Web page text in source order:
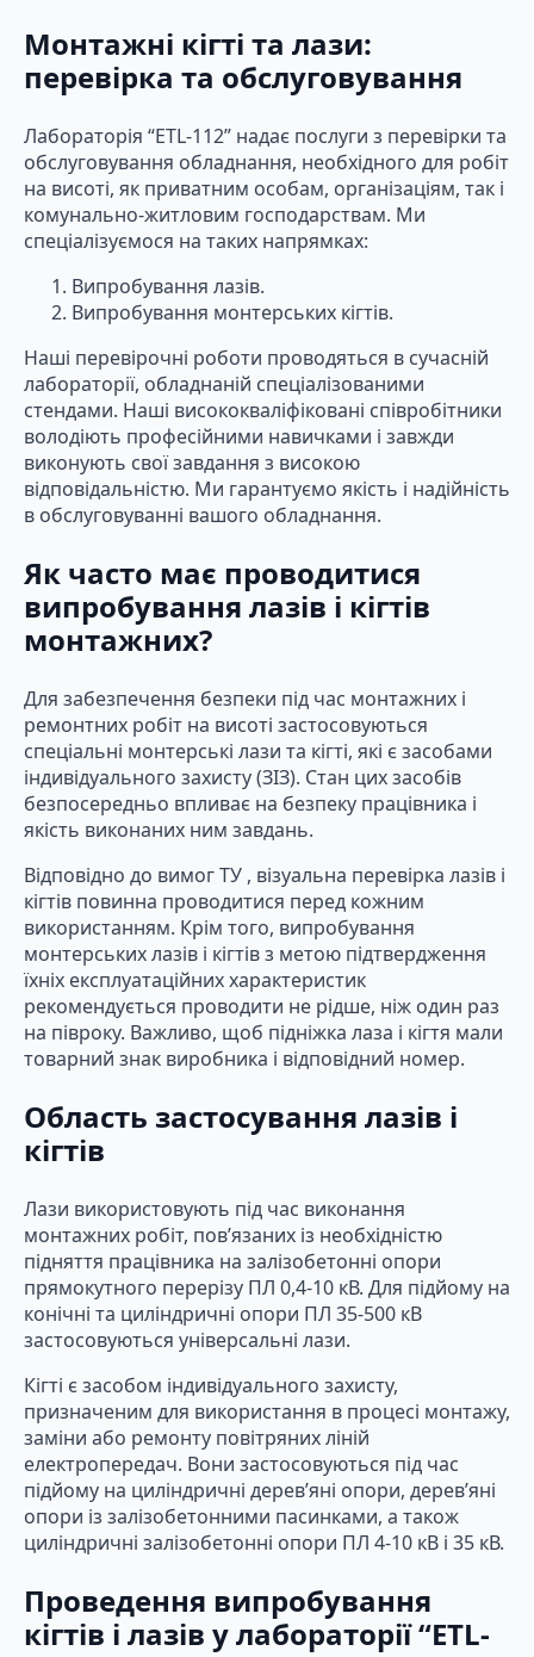
Монтажні кігті та лази:
перевірка та обслуговування
Лабораторія “ETL-112” надає послуги з перевірки та
обслуговування обладнання, необхідного для робіт
на висоті, як приватним особам, організаціям, так і
комунально-житловим господарствам. Ми
спеціалізуємося на таких напрямках:
Випробування лазів.
Випробування монтерських кігтів.
Наші перевірочні роботи проводяться в сучасній
лабораторії, обладнаній спеціалізованими
стендами. Наші висококваліфіковані співробітники
володіють професійними навичками і завжди
виконують свої завдання з високою
відповідальністю. Ми гарантуємо якість і надійність
в обслуговуванні вашого обладнання.
Як часто має проводитися
випробування лазів і кігтів
монтажних?
Для забезпечення безпеки під час монтажних і
ремонтних робіт на висоті застосовуються
спеціальні монтерські лази та кігті, які є засобами
індивідуального захисту (ЗІЗ). Стан цих засобів
безпосередньо впливає на безпеку працівника і
якість виконаних ним завдань.
Відповідно до вимог ТУ , візуальна перевірка лазів і
кігтів повинна проводитися перед кожним
використанням. Крім того, випробування
монтерських лазів і кігтів з метою підтвердження
їхніх експлуатаційних характеристик
рекомендується проводити не рідше, ніж один раз
на півроку. Важливо, щоб підніжка лаза і кігтя мали
товарний знак виробника і відповідний номер.
Область застосування лазів і
кігтів
Лази використовують під час виконання
монтажних робіт, пов’язаних із необхідністю
підняття працівника на залізобетонні опори
прямокутного перерізу ПЛ 0,4-10 кВ. Для підйому на
конічні та циліндричні опори ПЛ 35-500 кВ
застосовуються універсальні лази.
Кігті є засобом індивідуального захисту,
призначеним для використання в процесі монтажу,
заміни або ремонту повітряних ліній
електропередач. Вони застосовуються під час
підйому на циліндричні дерев’яні опори, дерев’яні
опори із залізобетонними пасинками, а також
циліндричні залізобетонні опори ПЛ 4-10 кВ і 35 кВ.
Проведення випробування
кігтів і лазів у лабораторії “ETL-